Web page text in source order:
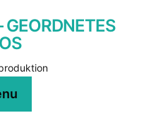
GEORDNETES